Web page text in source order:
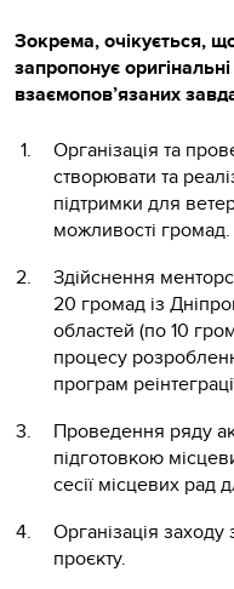
Зокрема, очікується,
запропонує
взаємопов’язаних
Організація та
створювати та
підтримки для
можливості громад.
Здійснення
20 громад із
областей (по 10
процесу
програм
Проведення ряду
підготовкою
сесії місцевих рад
Організація заходу
проєкту.